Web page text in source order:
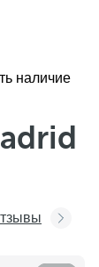
наличие